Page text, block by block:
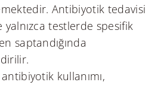
Antibiyotik tedavisi
yalnızca testlerde spesifik
saptandığında
kullanımı,